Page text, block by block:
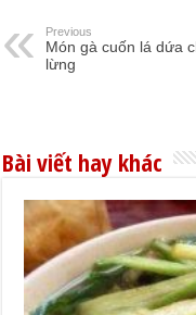
Previous
Món gà cuốn lá dứa
lừng
Bài viết hay khác